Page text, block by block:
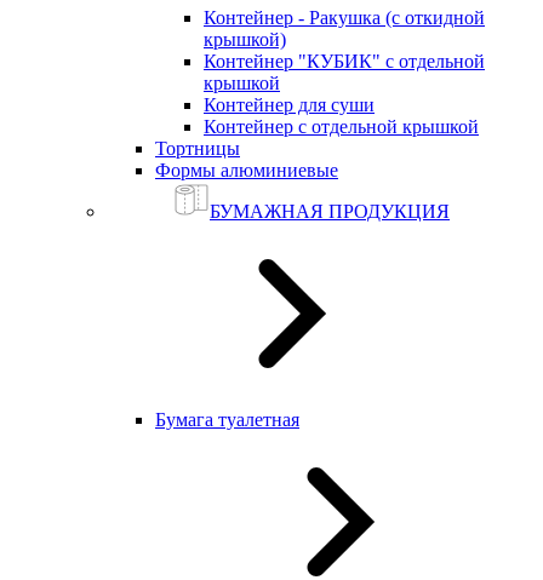
Контейнер - Ракушка (с откидной
крышкой)
Контейнер "КУБИК" с отдельной
крышкой
Контейнер для суши
Контейнер с отдельной крышкой
Тортницы
Формы алюминиевые
БУМАЖНАЯ ПРОДУКЦИЯ
Бумага туалетная